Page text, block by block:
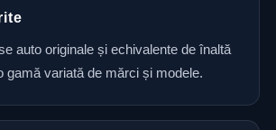
auto originale și echivalente de înaltă
gamă variată de mărci și modele.